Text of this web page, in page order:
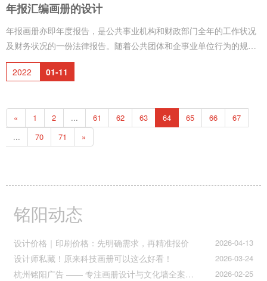
年报汇编画册的设计
年报画册亦即年度报告，是公共事业机构和财政部门全年的工作状况
及财务状况的一份法律报告。随着公共团体和企事业单位行为的规范
化，各机构已经逐渐将原先的文字打印报告改为正规的印刷报告，同
时越来越多的公务机构、财务银行、证券股市等的设立及其内部运行
从而给年报注入了新的生命。 如果说机构介绍是一份对外的宣传，
那么初期的年报就是一份内部的读物，它像一份家庭流水帐一样详细
记载着企业全年的自身行为。从组织机构到董事报告，从机构
2022 01-11
« 1 2 ... 61 62 63 64 65 66
67
...
70 71 »
铭阳动态
2026-04-13
设计价格｜印刷价格：先明确需求，再精准报价
2026-03-24
设计师私藏！原来科技画册可以这么好看！
2026-02-25
杭州铭阳广告 —— 专注画册设计与文化墙全案落地